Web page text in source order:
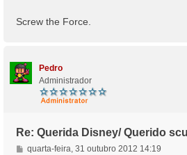
Screw the Force.
Pedro
Administrador
Re: Querida Disney/ Querido
M
quarta-feira, 31 outubro 2012 14:19